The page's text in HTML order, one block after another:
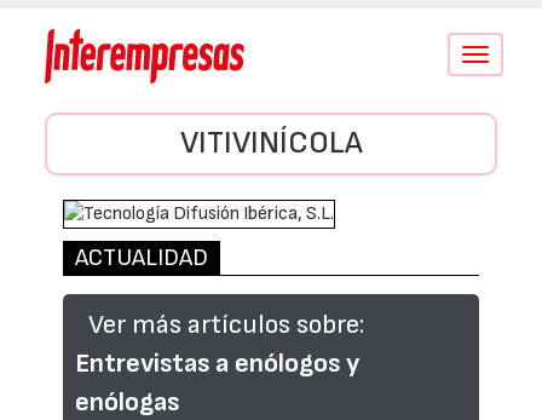
Conmutar
VITIVINÍCOLA
ACTUALIDAD
Ver más artículos sobre:
Entrevistas a enólogos y
enólogas